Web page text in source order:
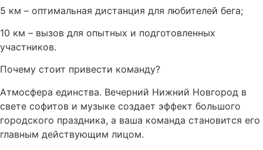
5 км – оптимальная дистанция для любителей бега;
10 км – вызов для опытных и подготовленных
участников.
Почему стоит привести команду?
Атмосфера единства. Вечерний Нижний Новгород в
свете софитов и музыке создает эффект большого
городского праздника, а ваша команда становится его
главным действующим лицом.